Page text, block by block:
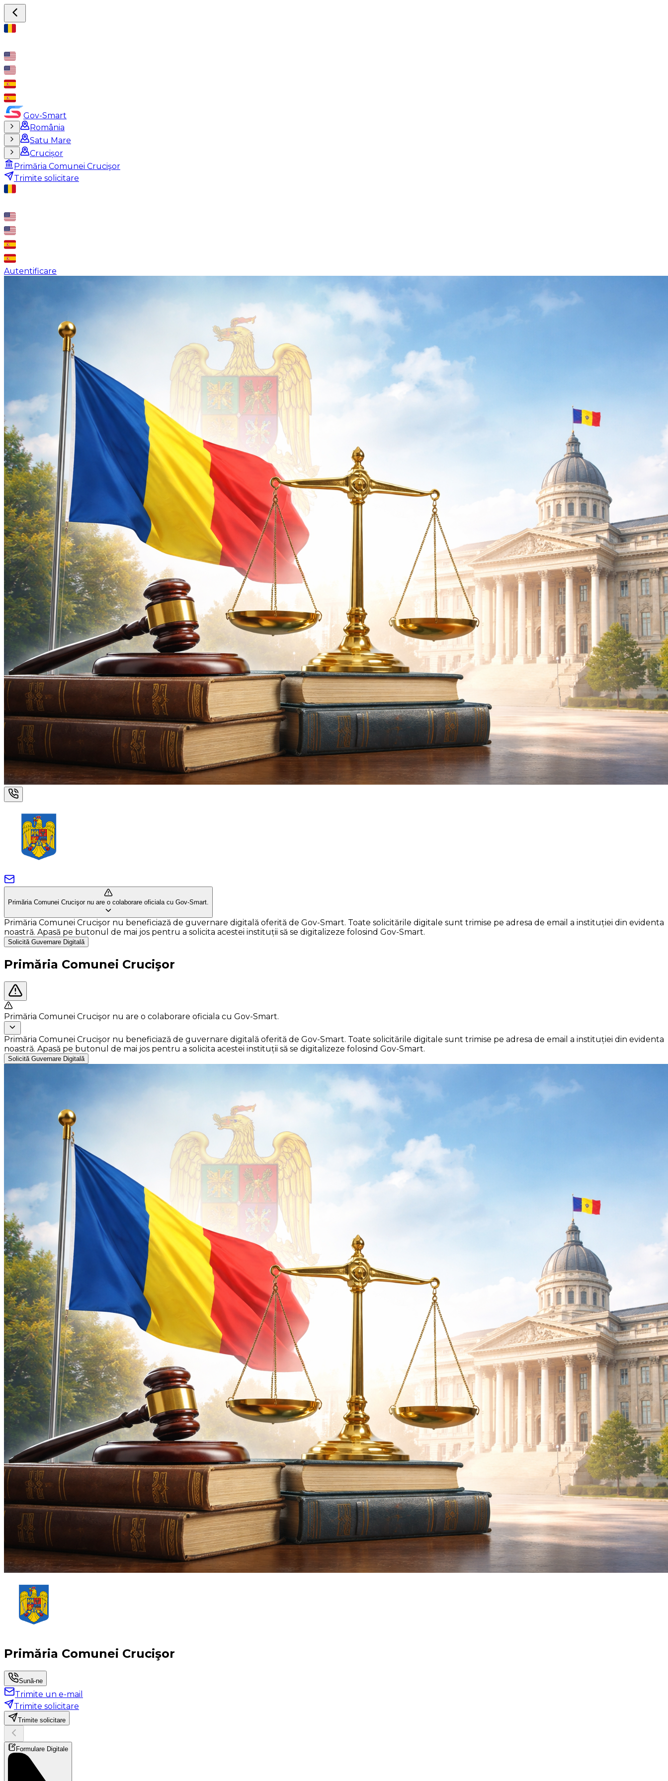
Gov-Smart
România
Satu Mare
Crucișor
Primăria Comunei Crucişor
Trimite solicitare
Autentificare
Primăria Comunei Crucişor nu are o colaborare oficiala cu Gov-Smart.
Primăria Comunei Crucişor nu beneficiază de guvernare digitală oferită de Gov-Smart. Toate solicitările digitale sunt trimise pe adresa de email a instituției din evidenta
noastră. Apasă pe butonul de mai jos pentru a solicita acestei instituții să se digitalizeze folosind Gov-Smart.
Solicită Guvernare Digitală
Primăria Comunei Crucişor
Primăria Comunei Crucişor nu are o colaborare oficiala cu Gov-Smart.
Primăria Comunei Crucişor nu beneficiază de guvernare digitală oferită de Gov-Smart. Toate solicitările digitale sunt trimise pe adresa de email a instituției din evidenta
noastră. Apasă pe butonul de mai jos pentru a solicita acestei instituții să se digitalizeze folosind Gov-Smart.
Solicită Guvernare Digitală
Primăria Comunei Crucişor
Sună-ne
Trimite un e-mail
Trimite solicitare
Trimite solicitare
Formulare Digitale